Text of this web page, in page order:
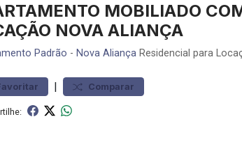
MOBILIADO
NOVA ALIANÇA
Padrão - Nova Aliança Residencial para
| Comparar